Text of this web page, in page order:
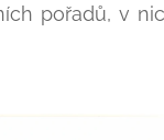
pořadů, v